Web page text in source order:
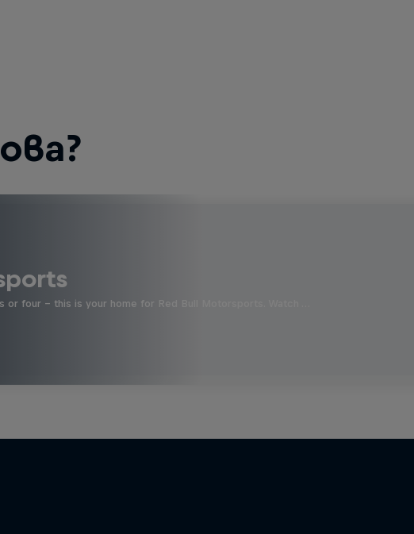
or four - this is your home for Red Bull Motorsports. Watch …